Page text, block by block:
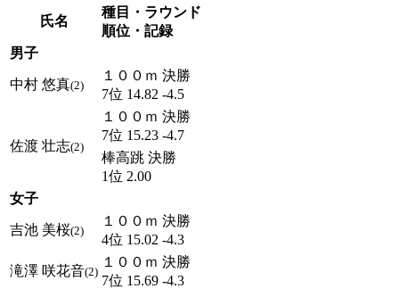
氏名
種目・ラウンド
順位・記録
男子
中村 悠真(2)
１００ｍ 決勝
7位 14.82 -4.5
佐渡 壮志(2)
１００ｍ 決勝
7位 15.23 -4.7
棒高跳 決勝
1位 2.00
女子
吉池 美桜(2)
１００ｍ 決勝
4位 15.02 -4.3
滝澤 咲花音(2)
１００ｍ 決勝
7位 15.69 -4.3